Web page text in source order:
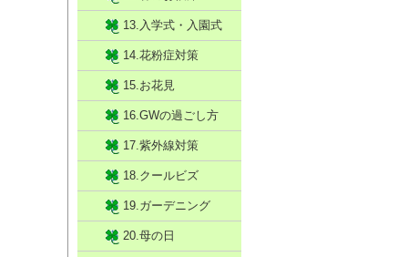
13.入学式・入園式
14.花粉症対策
15.お花見
16.GWの過ごし方
17.紫外線対策
18.クールビズ
19.ガーデニング
20.母の日